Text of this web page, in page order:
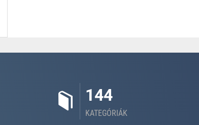
144
KATEGÓRIÁK